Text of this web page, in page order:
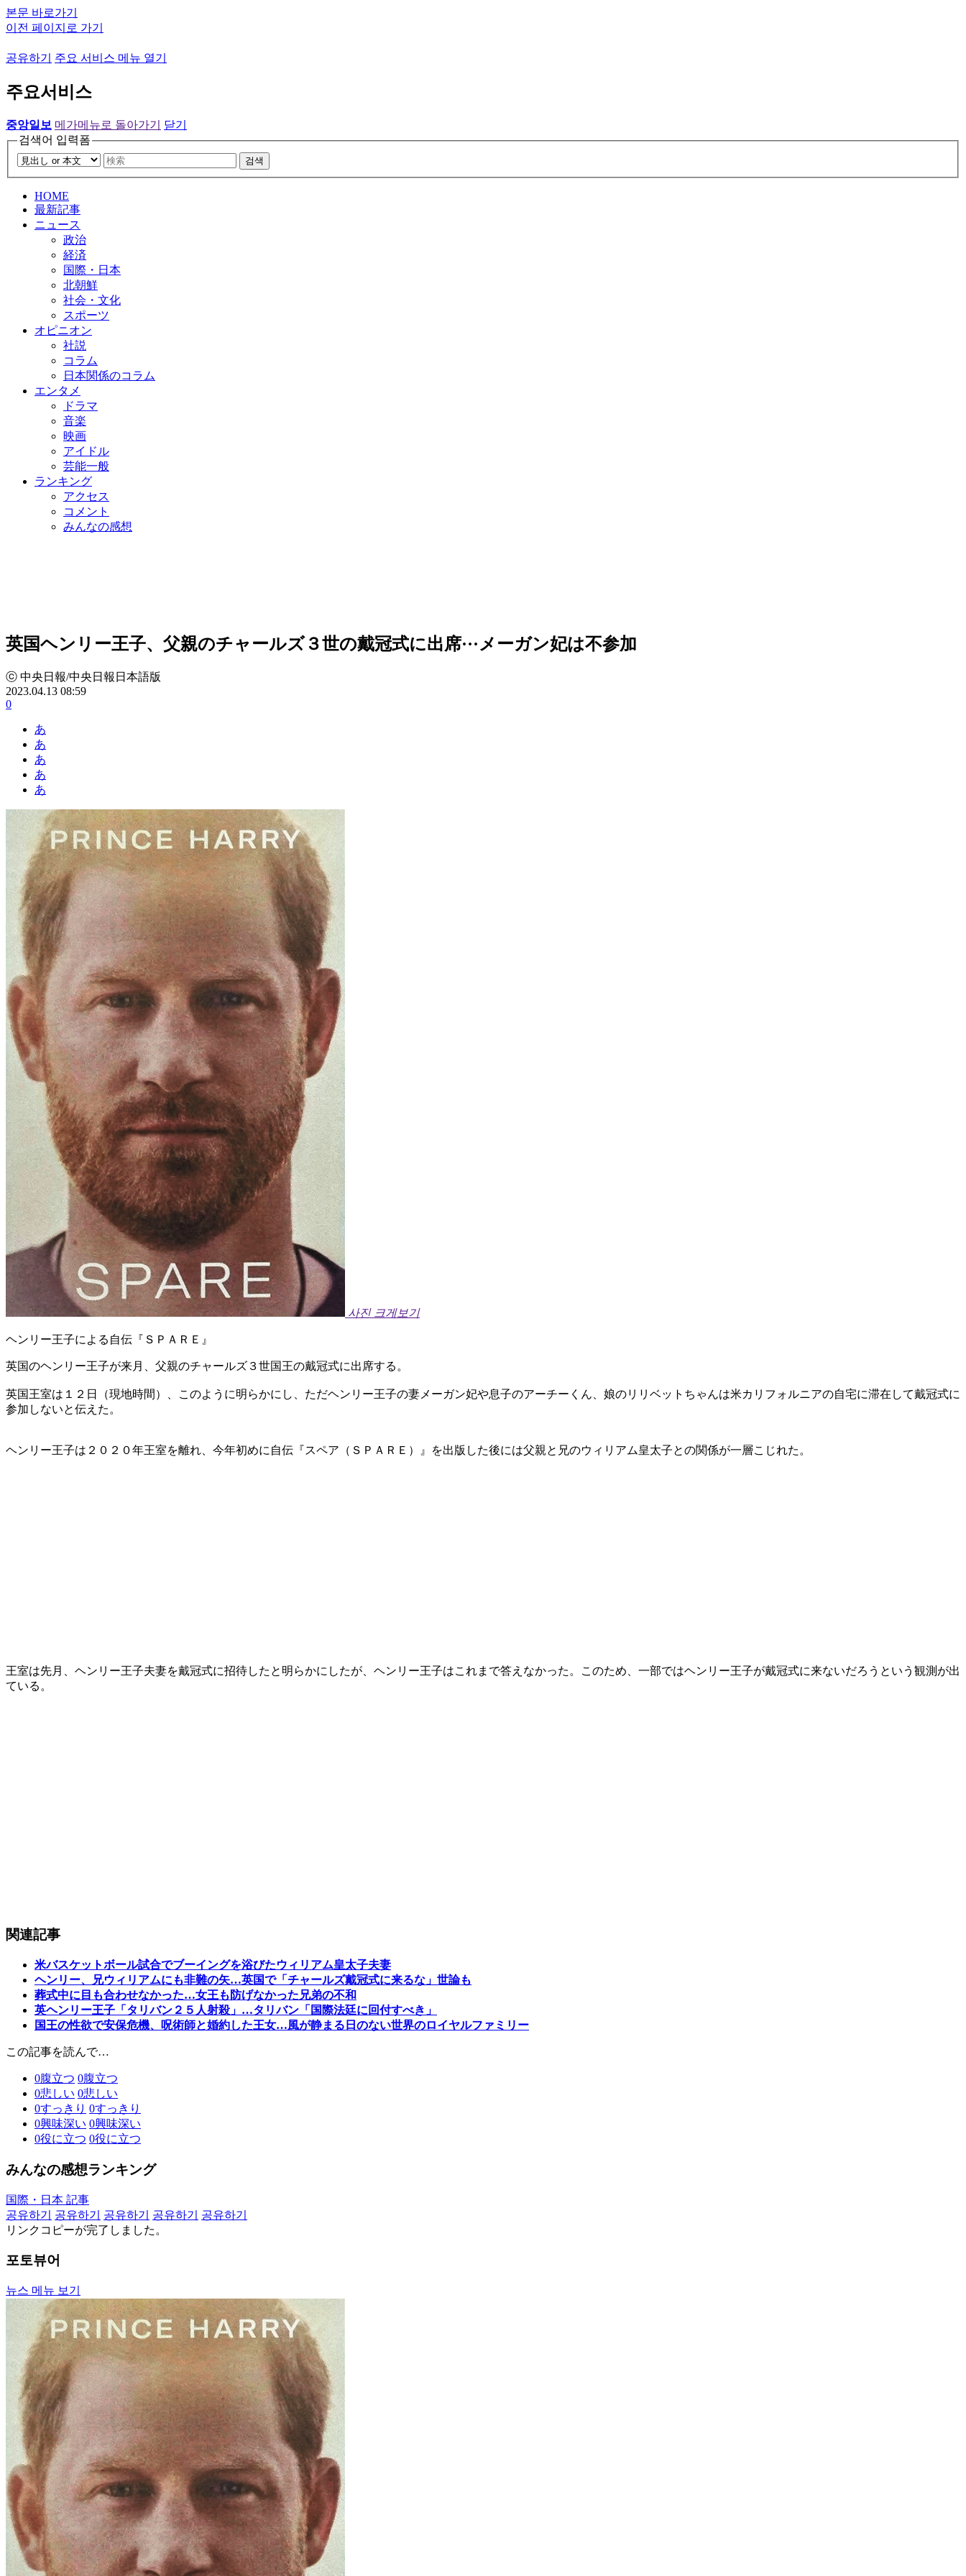
본문 바로가기
이전 페이지로 가기
공유하기 주요 서비스 메뉴 열기
주요서비스
중앙일보 메가메뉴로 돌아가기
닫기
검색어 입력폼
검색
HOME
最新記事
ニュース
政治
経済
国際・日本
北朝鮮
社会・文化
スポーツ
オピニオン
社説
コラム
日本関係のコラム
エンタメ
ドラマ
音楽
映画
アイドル
芸能一般
ランキング
アクセス
コメント
みんなの感想
英国ヘンリー王子、父親のチャールズ３世の戴冠式に出席···メーガン妃は不参加
ⓒ 中央日報/中央日報日本語版
2023.04.13 08:59
0
あ
あ
あ
あ
あ
사진 크게보기
ヘンリー王子による自伝『ＳＰＡＲＥ』
英国のヘンリー王子が来月、父親のチャールズ３世国王の戴冠式に出席する。
英国王室は１２日（現地時間）、このように明らかにし、ただヘンリー王子の妻メーガン妃や息子のアーチーくん、娘のリリベットちゃんは米カリフォルニアの自宅に滞在して戴冠式に
参加しないと伝えた。
ヘンリー王子は２０２０年王室を離れ、今年初めに自伝『スペア（ＳＰＡＲＥ）』を出版した後には父親と兄のウィリアム皇太子との関係が一層こじれた。
王室は先月、ヘンリー王子夫妻を戴冠式に招待したと明らかにしたが、ヘンリー王子はこれまで答えなかった。このため、一部ではヘンリー王子が戴冠式に来ないだろうという観測が出
ている。
関連記事
米バスケットボール試合でブーイングを浴びたウィリアム皇太子夫妻
ヘンリー、兄ウィリアムにも非難の矢…英国で「チャールズ戴冠式に来るな」世論も
葬式中に目も合わせなかった…女王も防げなかった兄弟の不和
英ヘンリー王子「タリバン２５人射殺」…タリバン「国際法廷に回付すべき」
国王の性欲で安保危機、呪術師と婚約した王女…風が静まる日のない世界のロイヤルファミリー
この記事を読んで…
0腹立つ 0腹立つ
0悲しい 0悲しい
0すっきり 0すっきり
0興味深い 0興味深い
0役に立つ 0役に立つ
みんなの感想ランキング
国際・日本 記事
공유하기
공유하기 공유하기 공유하기
공유하기
リンクコピーが完了しました。
포토뷰어
뉴스 메뉴 보기